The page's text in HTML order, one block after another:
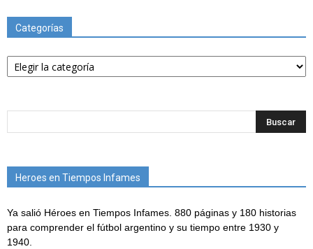
Categorías
Categorías
Heroes en Tiempos Infames
Ya salió Héroes en Tiempos Infames. 880 páginas y 180 historias
para comprender el fútbol argentino y su tiempo entre 1930 y
1940.